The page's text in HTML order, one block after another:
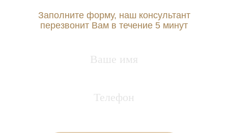
Заполните форму, наш консультант
перезвонит Вам в течение 5 минут